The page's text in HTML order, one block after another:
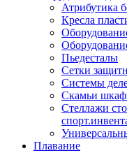
Атрибутика
Кресла
Пьедесталы
Сетки
Системы
Скамьи
Стеллажи
Плавание